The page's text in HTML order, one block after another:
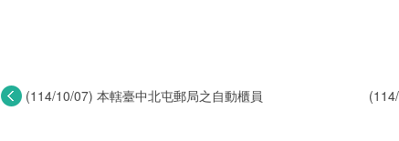
(114/10/07) 本轄臺中北屯郵局之自動櫃員